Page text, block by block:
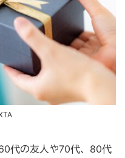
代の友人や70代、80代